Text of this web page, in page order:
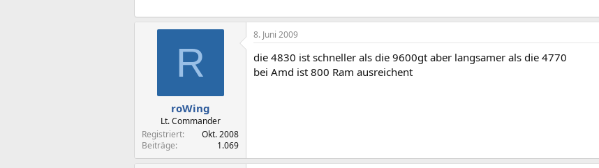
R
roWing
Lt. Commander
Registriert
Okt. 2008
Beiträge
1.069
8. Juni 2009
die 4830 ist schneller als die 9600gt aber langsamer als die 4770
bei Amd ist 800 Ram ausreichent